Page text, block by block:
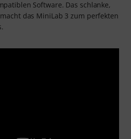
Software. Das schlanke,
das MiniLab 3 zum perfekten